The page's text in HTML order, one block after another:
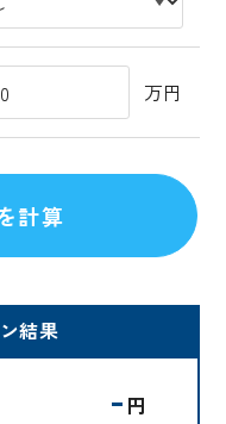
万円
結果
- 円